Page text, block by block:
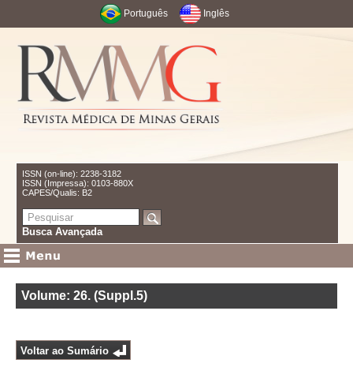
Português Inglês
ISSN (on-line): 2238-3182
ISSN (Impressa): 0103-880X
CAPES/Qualis: B2
Busca Avançada
Volume: 26. (Suppl.5)
Voltar ao Sumário